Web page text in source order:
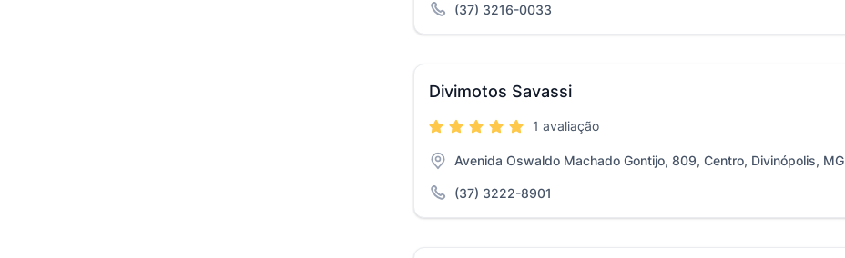
(37) 3216-0033
Divimotos Savassi
1 avaliação
Avenida Oswaldo Machado Gontijo, 809, Centro, Divinópolis, MG
(37) 3222-8901